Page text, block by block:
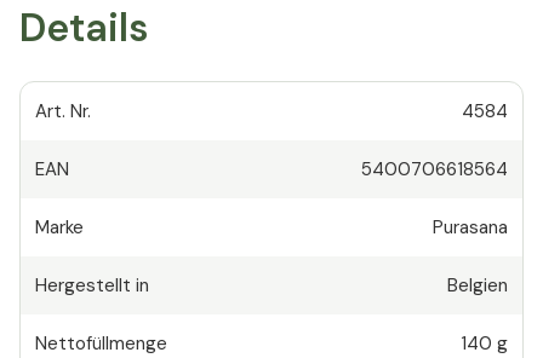
Details
Art. Nr. 4584
EAN 5400706618564
Marke Purasana
Hergestellt in Belgien
Nettofüllmenge 140 g